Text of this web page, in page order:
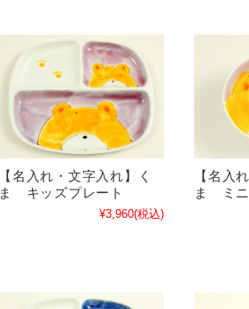
【名入れ・文字入れ】く
ま キッズプレート
¥3,960(税込)
【名入
ま ミ